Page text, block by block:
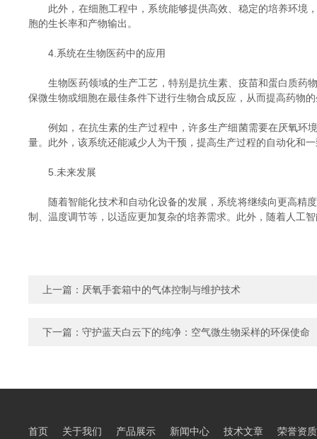
此外，在细胞工程中，系统能够提供高效、稳定的培养环境，
胞的生长率和产物输出。
4.系统在生物医药中的应用
生物医药领域的生产工艺，特别是抗生素、疫苗和蛋白质药物
保微生物或细胞在最佳条件下进行生物合成反应，从而提高药物
例如，在抗生素的生产过程中，许多生产细菌需要在厌氧环境
量。此外，该系统还能减少人为干预，提高生产过程的自动化和
5.未来发展
随着智能化技术和自动化设备的发展，系统将继续向更高精度
制、温度调节等，以适应更加复杂的培养需求。此外，随着人工
上一篇： 厌氧手套箱中的气体控制与维护技术
下一篇： 守护蓝天白云下的纯净：空气微生物采样的环保使命
首页 关于我们 产品展示 新闻中心 技术文章 荣誉资质